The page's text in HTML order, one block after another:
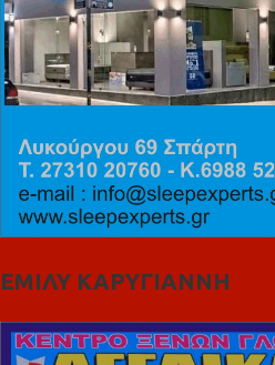
ΕΜΙΛΥ ΚΑΡΥΓΙΑΝΝΗ